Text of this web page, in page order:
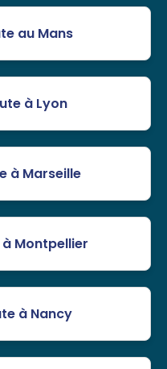
au Mans
à Lyon
à Marseille
Montpellier
à Nancy